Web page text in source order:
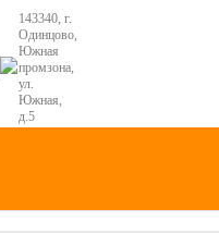
143340, г.
Одинцово,
Южная
промзона,
ул.
Южная,
д.5